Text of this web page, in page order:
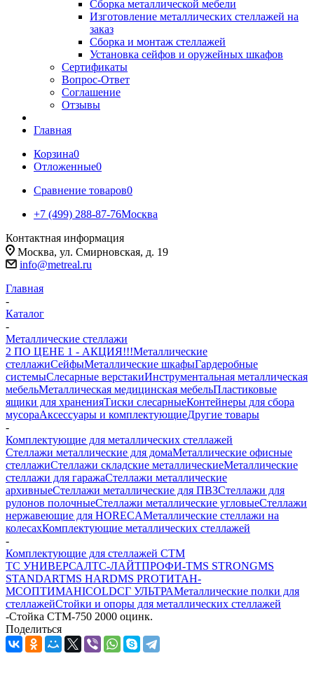
Сборка металлической мебели
Изготовление металлических стеллажей на
заказ
Сборка и монтаж стеллажей
Установка сейфов и оружейных шкафов
Сертификаты
Вопрос-Ответ
Соглашение
Отзывы
Главная
Корзина0
Отложенные0
Сравнение товаров0
+7 (499) 288-87-76Москва
Контактная информация
Москва, ул. Смирновская, д. 19
info@metreal.ru
Главная
-
Каталог
-
Металлические стеллажи
2 ПО ЦЕНЕ 1 - АКЦИЯ!!!Металлические
стеллажиСейфыМеталлические шкафыГардеробные
системыСлесарные верстакиИнструментальная металлическая
мебельМеталлическая медицинская мебельПластиковые
ящики для храненияТиски слесарныеКонтейнеры для сбора
мусораАксессуары и комплектующиеДругие товары
-
Комплектующие для металлических стеллажей
Стеллажи металлические для домаМеталлические офисные
стеллажиСтеллажи складские металлическиеМеталлические
стеллажи для гаражаСтеллажи металлические
архивныеСтеллажи металлические для ПВЗСтеллажи для
рулонов полочныеСтеллажи металлические угловыеСтеллажи
нержавеющие для HORECAМеталлические стеллажи на
колесахКомплектующие металлических стеллажей
-
Комплектующие для стеллажей СТМ
ТС УНИВЕРСАЛТС-ЛАЙТПРОФИ-ТMS STRONGMS
STANDARTMS HARDMS PROТИТАН-
МСОПТИМАHICOLDСГ УЛЬТРАМеталлические полки для
стеллажейСтойки и опоры для металлических стеллажей
-Стойка СТМ-750 2000 оцинк.
Поделиться